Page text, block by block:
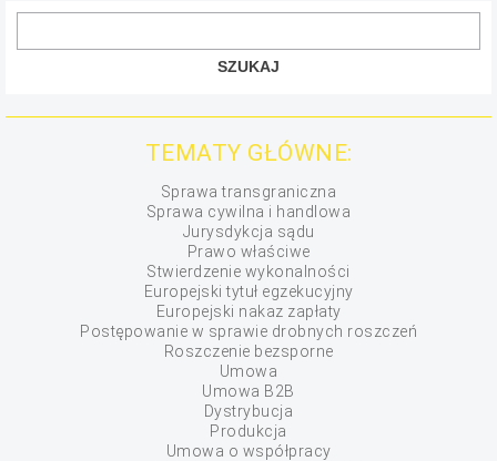
TEMATY GŁÓWNE:
Sprawa transgraniczna
Sprawa cywilna i handlowa
Jurysdykcja sądu
Prawo właściwe
Stwierdzenie wykonalności
Europejski tytuł egzekucyjny
Europejski nakaz zapłaty
Postępowanie w sprawie drobnych roszczeń
Roszczenie bezsporne
Umowa
Umowa B2B
Dystrybucja
Produkcja
Umowa o współpracy